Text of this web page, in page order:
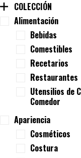
COLECCIÓN
Alimentación
Bebidas
Comestibles
Recetarios
Restaurantes
Utensilios de
Comedor
Apariencia
Cosméticos
Costura